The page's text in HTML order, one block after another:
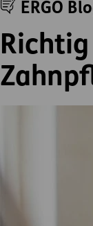
ERGO